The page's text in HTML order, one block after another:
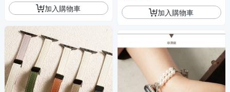
加入購物車 加入購物車